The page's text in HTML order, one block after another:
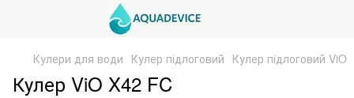
Кулери для води Кулер підлоговий Кулер підлоговий ViO
Кулер ViO X42 FC